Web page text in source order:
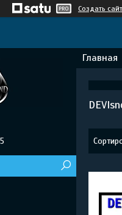
Создать сайт
Главная